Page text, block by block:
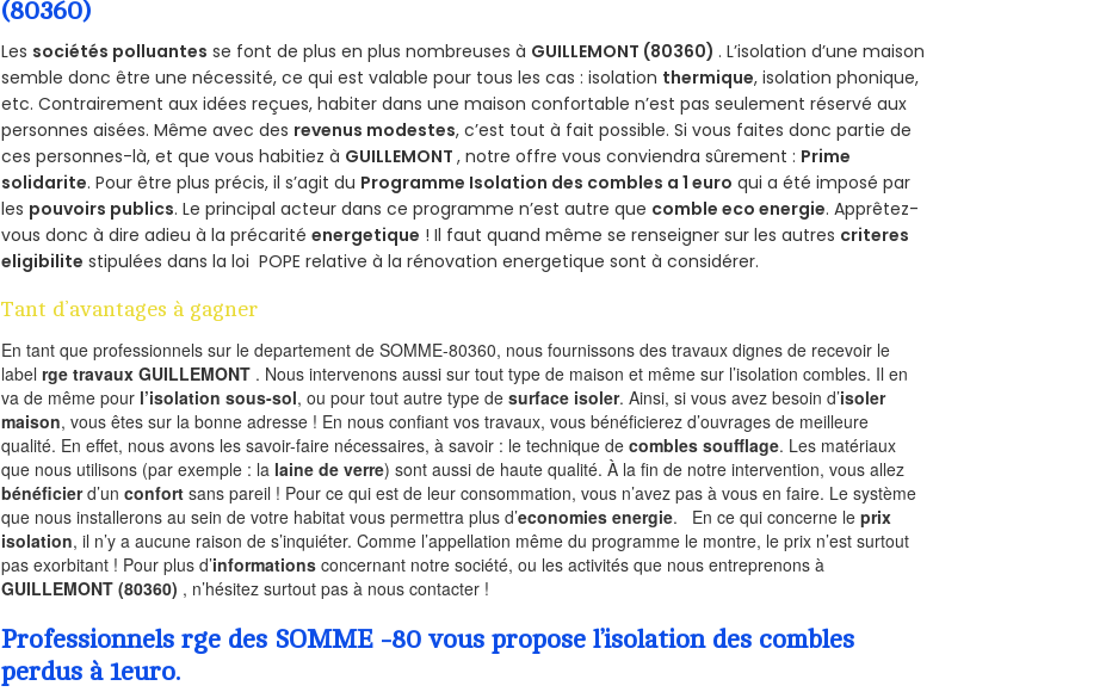
(80360)
Les sociétés polluantes se font de plus en plus nombreuses à GUILLEMONT (80360) . L’isolation d’une maison
semble donc être une nécessité, ce qui est valable pour tous les cas : isolation thermique, isolation phonique,
etc. Contrairement aux idées reçues, habiter dans une maison confortable n’est pas seulement réservé aux
personnes aisées. Même avec des revenus modestes, c’est tout à fait possible. Si vous faites donc partie de
ces personnes-là, et que vous habitiez à GUILLEMONT, notre offre vous conviendra sûrement : Prime
solidarite. Pour être plus précis, il s’agit du Programme Isolation des combles a 1 euro qui a été imposé par
les pouvoirs publics. Le principal acteur dans ce programme n’est autre que comble eco energie. Apprêtez-
vous donc à dire adieu à la précaritéenergetique ! Il faut quand même se renseigner sur les autres criteres
eligibilite stipulées dans la loi POPE relative à la rénovation energetique sont à considérer.
Tant d’avantages à gagner
En tant que professionnels sur le departement de SOMME-80360, nous fournissons des travaux dignes de recevoir le
labelrge travaux GUILLEMONT . Nous intervenons aussi sur tout type de maison et même sur l’isolation combles. Il en
va de même pour l’isolation sous-sol, ou pour tout autre type desurface isoler. Ainsi, si vous avez besoin d’isoler
maison, vous êtes sur la bonne adresse ! En nous confiant vos travaux, vous bénéficierez d’ouvrages de meilleure
qualité. En effet, nous avons les savoir-faire nécessaires, à savoir : le technique decombles soufflage. Les matériaux
que nous utilisons (par exemple : la laine de verre) sont aussi de haute qualité. À la fin de notre intervention, vous allez
bénéficierd’unconfort sans pareil ! Pour ce qui est de leur consommation, vous n’avez pas à vous en faire. Le système
que nous installerons au sein de votre habitat vous permettra plus d’economies energie. En ce qui concerne leprix
isolation, il n’y a aucune raison de s’inquiéter. Comme l’appellation même du programme le montre, le prix n’est surtout
pas exorbitant ! Pour plus d’informations concernant notre société, ou les activités que nous entreprenons à
GUILLEMONT (80360) , n’hésitez surtout pas à nous contacter !
Professionnels rge des SOMME -80 vous propose l’isolation des combles
perdus à 1euro.